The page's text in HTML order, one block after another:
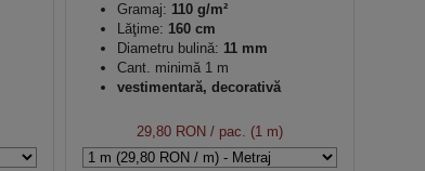
Gramaj: 110 g/m²
Lăţime: 160 cm
Diametru bulină: 11 mm
Cant. minimă 1 m
vestimentară, decorativă
29,80 RON / pac. (1 m)